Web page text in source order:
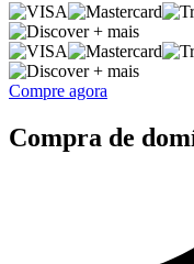
+ mais
+ mais
Compre agora
Compra de